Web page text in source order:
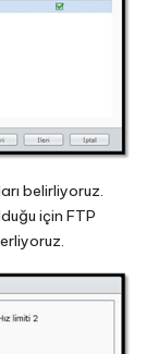
belirliyoruz.
için FTP